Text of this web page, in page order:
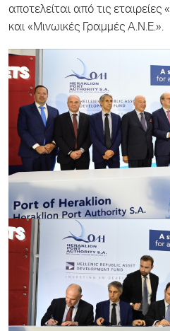
αποτελείται από τις εταιρείες «
και «Μινωικές Γραμμές Α.Ν.Ε.».